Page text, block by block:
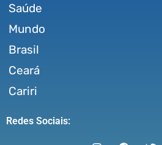
Saúde
Mundo
Brasil
Ceará
Cariri
Redes Sociais: